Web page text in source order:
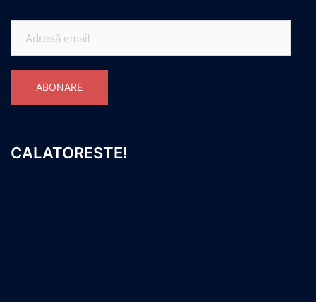
email
ABONARE
CALATORESTE!